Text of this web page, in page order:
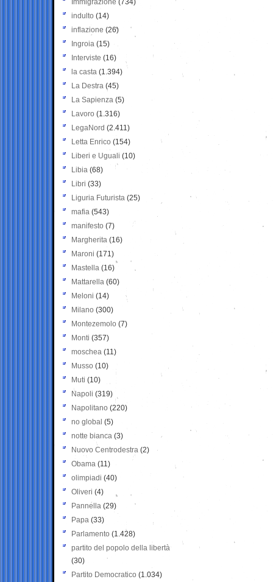
Immigrazione (734)
indulto (14)
inflazione (26)
Ingroia (15)
Interviste (16)
la casta (1.394)
La Destra (45)
La Sapienza (5)
Lavoro (1.316)
LegaNord (2.411)
Letta Enrico (154)
Liberi e Uguali (10)
Libia (68)
Libri (33)
Liguria Futurista (25)
mafia (543)
manifesto (7)
Margherita (16)
Maroni (171)
Mastella (16)
Mattarella (60)
Meloni (14)
Milano (300)
Montezemolo (7)
Monti (357)
moschea (11)
Musso (10)
Muti (10)
Napoli (319)
Napolitano (220)
no global (5)
notte bianca (3)
Nuovo Centrodestra (2)
Obama (11)
olimpiadi (40)
Oliveri (4)
Pannella (29)
Papa (33)
Parlamento (1.428)
partito del popolo della libertà
(30)
Partito Democratico (1.034)